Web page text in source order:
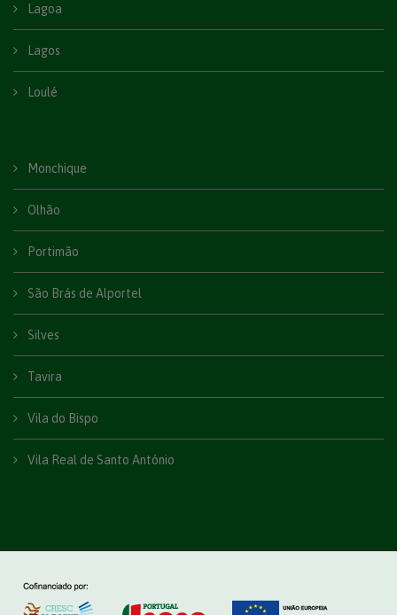
Lagoa
Lagos
Loulé
Monchique
Olhão
Portimão
São Brás de Alportel
Silves
Tavira
Vila do Bispo
Vila Real de Santo António